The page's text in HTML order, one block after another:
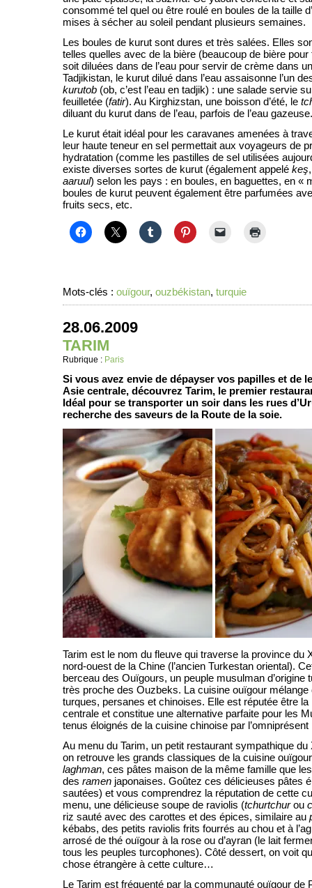
consommé tel quel ou être roulé en boules de la taille
mises à sécher au soleil pendant plusieurs semaines.
Les boules de kurut sont dures et très salées. Elles
telles quelles avec de la bière (beaucoup de bière
soit diluées dans de l’eau pour servir de crème dans
Tadjikistan, le kurut dilué dans l’eau assaisonne l’un
kurutob (ob, c’est l’eau en tadjik) : une salade servie
feuilletée (fatir). Au Kirghizstan, une boisson d’été, le
diluant du kurut dans de l’eau, parfois de l’eau gazeuse.
Le kurut était idéal pour les caravanes amenées à
leur haute teneur en sel permettait aux voyageurs de
hydratation (comme les pastilles de sel utilisées
existe diverses sortes de kurut (également appelé keş
aaruul) selon les pays : en boules, en baguettes, en «
boules de kurut peuvent également être parfumées
fruits secs, etc.
Mots-clés : ouïgour, ouzbékistan, turquie
28.06.2009
TARIM
Rubrique : Paris
Si vous avez envie de dépayser vos papilles et de
Asie centrale, découvrez Tarim, le premier
Idéal pour se transporter un soir dans les rues
recherche des saveurs de la Route de la soie.
Tarim est le nom du fleuve qui traverse la province du
nord-ouest de la Chine (l’ancien Turkestan oriental).
berceau des Ouïgours, un peuple musulman d’origine
très proche des Ouzbeks. La cuisine ouïgour mélange
turques, persanes et chinoises. Elle est réputée être la
centrale et constitue une alternative parfaite pour les
tenus éloignés de la cuisine chinoise par l’omniprésent
Au menu du Tarim, un petit restaurant sympathique
on retrouve les grands classiques de la cuisine
laghman, ces pâtes maison de la même famille que
des ramen japonaises. Goûtez ces délicieuses pâtes
sautées) et vous comprendrez la réputation de cette
menu, une délicieuse soupe de raviolis (tchurtchurou
riz sauté avec des carottes et des épices, similaire au
kébabs, des petits raviolis frits fourrés au chou et à
arrosé de thé ouïgour à la rose ou d’ayran (le lait
tous les peuples turcophones). Côté dessert, on voit
chose étrangère à cette culture…
Le Tarim est fréquenté par la communauté ouïgour de